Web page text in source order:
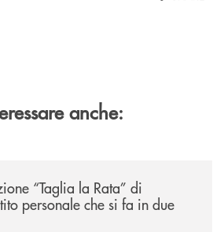
anche:
“Taglia la Rata” di
personale che si fa in due